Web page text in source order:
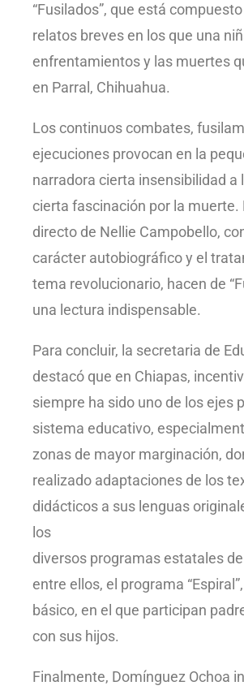
“Fusilados”, que está
relatos breves en los que una
enfrentamientos y las muertes
en Parral, Chihuahua.
Los continuos combates,
ejecuciones provocan en la
narradora cierta insensibilidad a
cierta fascinación por la muerte.
directo de Nellie Campobello,
carácter autobiográfico y el
tema revolucionario, hacen de
una lectura indispensable.
Para concluir, la secretaria de
destacó que en Chiapas,
siempre ha sido uno de los ejes
sistema educativo,
zonas de mayor marginación,
realizado adaptaciones de los
didácticos a sus lenguas
los
diversos programas estatales
entre ellos, el programa
básico, en el que participan
con sus hijos.
Finalmente, Domínguez Ochoa